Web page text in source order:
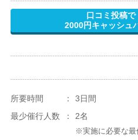
口コミ投稿で
2000円キャッシュ
所要時間 ：
3日間
最少催行人数
： 2名
※実施に必要な最